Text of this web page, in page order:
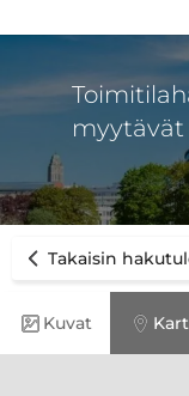
Takaisin
Kuvat